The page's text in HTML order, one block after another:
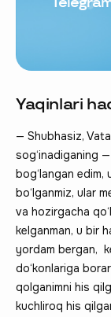
Yaqinlari
— Shubhasiz,
sog‘inadiganing
bog‘langan
bo‘lganmiz, ular
va hozirgacha
kelganman, u bir
yordam bergan,
do‘konlariga
qolganimni his
kuchliroq his